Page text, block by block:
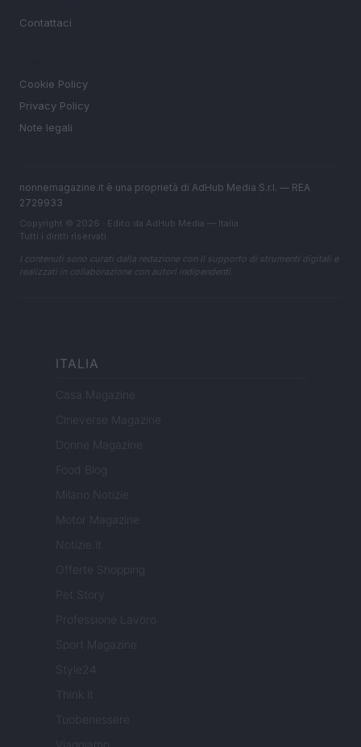
Contattaci
Cookie Policy
Privacy Policy
Note legali
nonnemagazine.it è una proprietà di AdHub Media S.r.l. — REA
2729933
Copyright © 2026 · Edito da AdHub Media — Italia
Tutti i diritti riservati
I contenuti sono curati dalla redazione con il supporto di strumenti digitali e
realizzati in collaborazione con autori indipendenti.
ITALIA
Casa Magazine
Cineverse Magazine
Donne Magazine
Food Blog
Milano Notizie
Motor Magazine
Notizie.it
Offerte Shopping
Professione Lavoro
Sport Magazine
Style24
Think.it
Tuobenessere